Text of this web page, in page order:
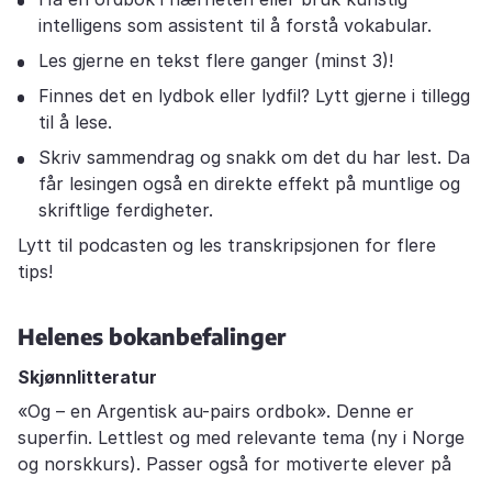
intelligens som assistent til å forstå vokabular.
Les gjerne en tekst flere ganger (minst 3)!
Finnes det en lydbok eller lydfil? Lytt gjerne i tillegg
til å lese.
Skriv sammendrag og snakk om det du har lest. Da
får lesingen også en direkte effekt på muntlige og
skriftlige ferdigheter.
Lytt til podcasten og les transkripsjonen for flere
tips!
Helenes bokanbefalinger
Skjønnlitteratur
«Og – en Argentisk au-pairs ordbok». Denne er
superfin. Lettlest og med relevante tema (ny i Norge
og norskkurs). Passer også for motiverte elever på